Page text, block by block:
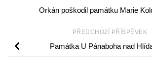
Orkán poškodil památku Marie
PŘEDCHOZÍ PŘÍSPĚVEK
Památka U Pánaboha nad